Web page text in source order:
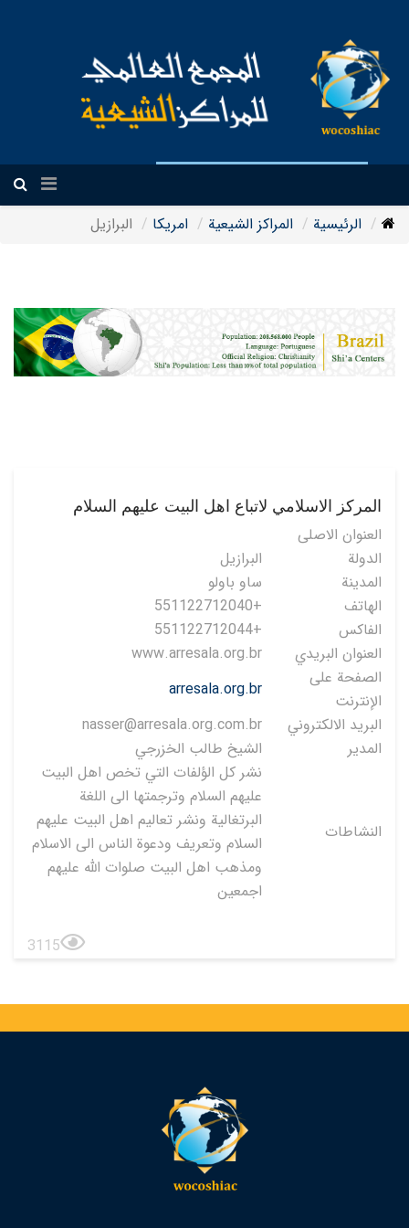
الرئيسية المراکز الشیعیة امریکا البرازيل
المركز الاسلامي لاتباع اهل البيت عليهم السلام
العنوان الاصلی
الدولة
البرازيل
المدينة
ساو باولو
الهاتف
+551122712040
الفاكس
+551122712044
العنوان البريدي
www.arresala.org.br
الصفحة على
الإنترنت
arresala.org.br
البريد الالكتروني
nasser@arresala.org.com.br
المدير
الشيخ طالب الخزرجي
النشاطات
نشر كل الؤلفات التي تخص اهل البيت
عليهم السلام وترجمتها الى اللغة
البرتغالية ونشر تعاليم اهل البيت عليهم
السلام وتعريف ودعوة الناس الى الاسلام
ومذهب اهل البيت صلوات الله عليهم
اجمعين
3115